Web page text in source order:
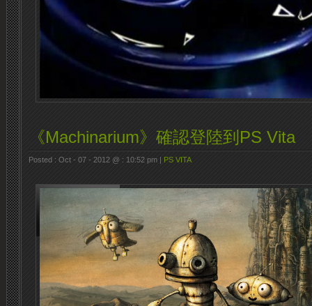
《Machinarium》確認登陸到PS Vita
Posted : Oct - 07 - 2012 @ : 10:52 pm | PS VITA